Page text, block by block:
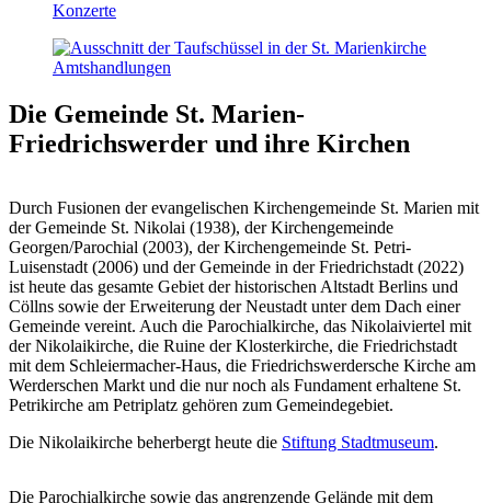
Konzerte
Amts­handlungen
Die Gemeinde St. Marien-
Friedrichswerder und ihre Kirchen
Durch Fusionen der evangelischen Kirchengemeinde St. Marien mit
der Gemeinde St. Nikolai (1938), der Kirchengemeinde
Georgen/Parochial (2003), der Kirchengemeinde St. Petri-
Luisenstadt (2006) und der Gemeinde in der Friedrichstadt (2022)
ist heute das gesamte Gebiet der historischen Altstadt Berlins und
Cöllns sowie der Erweiterung der Neustadt unter dem Dach einer
Gemeinde vereint. Auch die Parochialkirche, das Nikolaiviertel mit
der Nikolaikirche, die Ruine der Klosterkirche, die Friedrichstadt
mit dem Schleiermacher-Haus, die Friedrichswerdersche Kirche am
Werderschen Markt und die nur noch als Fundament erhaltene St.
Petrikirche am Petriplatz gehören zum Gemeindegebiet.
Die Nikolaikirche beherbergt heute die Stiftung Stadtmuseum.
Die Parochialkirche sowie das angrenzende Gelände mit dem